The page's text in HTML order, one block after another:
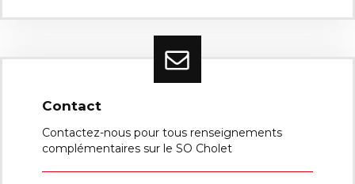
Contact
Contactez-nous pour tous renseignements
complémentaires sur le SO Cholet